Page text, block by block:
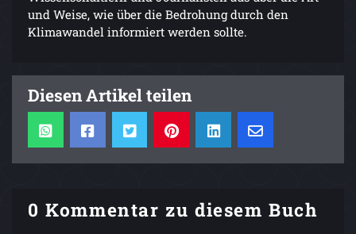
und Weise, wie über die Bedrohung durch den
Klimawandel informiert werden sollte.
Diesen Artikel teilen
0 Kommentar zu diesem Buch